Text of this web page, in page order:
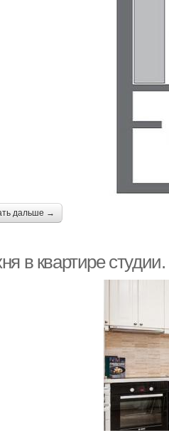
дальше →
в квартире